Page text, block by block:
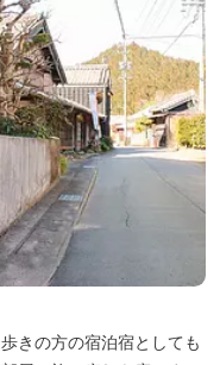
きの方の宿泊宿としても